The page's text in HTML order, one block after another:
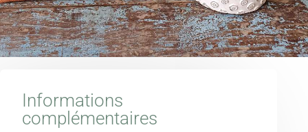
Informations
complémentaires